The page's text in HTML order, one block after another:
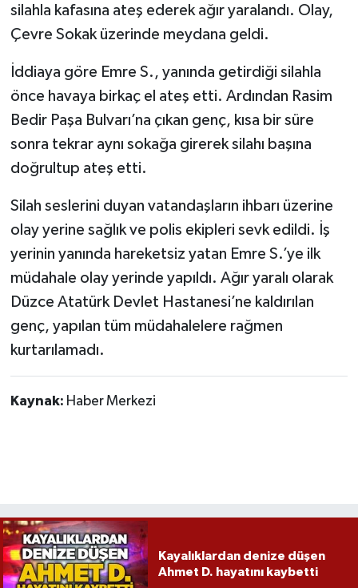
silahla kafasına ateş ederek ağır yaralandı. Olay,
Çevre Sokak üzerinde meydana geldi.
İddiaya göre Emre S., yanında getirdiği silahla
önce havaya birkaç el ateş etti. Ardından Rasim
Bedir Paşa Bulvarı’na çıkan genç, kısa bir süre
sonra tekrar aynı sokağa girerek silahı başına
doğrultup ateş etti.
Silah seslerini duyan vatandaşların ihbarı üzerine
olay yerine sağlık ve polis ekipleri sevk edildi. İş
yerinin yanında hareketsiz yatan Emre S.’ye ilk
müdahale olay yerinde yapıldı. Ağır yaralı olarak
Düzce Atatürk Devlet Hastanesi’ne kaldırılan
genç, yapılan tüm müdahalelere rağmen
kurtarılamadı.
Kaynak: Haber Merkezi
Kayalıklardan denize düşen
Ahmet D. hayatını kaybetti
Kilimli
Kültür - Sanat
MAGAZİN
Politika
Röportaj
Sağlık
Spor
Ulusal